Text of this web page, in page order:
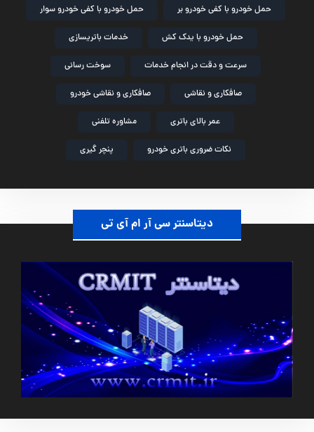
حمل خودرو با کفی خودرو بر حمل خودرو با کفی خودرو سوار
حمل خودرو با یدک کش خدمات باتریسازی
سرعت و دقت در انجام خدمات سوخت رسانی
صافکاری و نقاشی صافکاری و نقاشی خودرو
عمر بالای باتری مشاوره تلفنی
نکات ضروری باتری خودرو پنچر گیری
دیتاسنتر سی آر ام آی تی